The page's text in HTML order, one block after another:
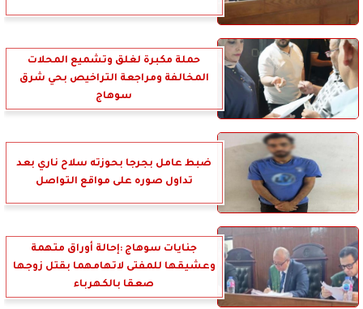
حملة مكبرة لغلق وتشميع المحلات
المخالفة ومراجعة التراخيص بحي شرق
سوهاج
ضبط عامل بجرجا بحوزته سلاح ناري بعد
تداول صوره على مواقع التواصل
جنايات سوهاج :إحالة أوراق متهمة
وعشيقها للمفتى لاتهامهما بقتل زوجها
صعقا بالكهرباء